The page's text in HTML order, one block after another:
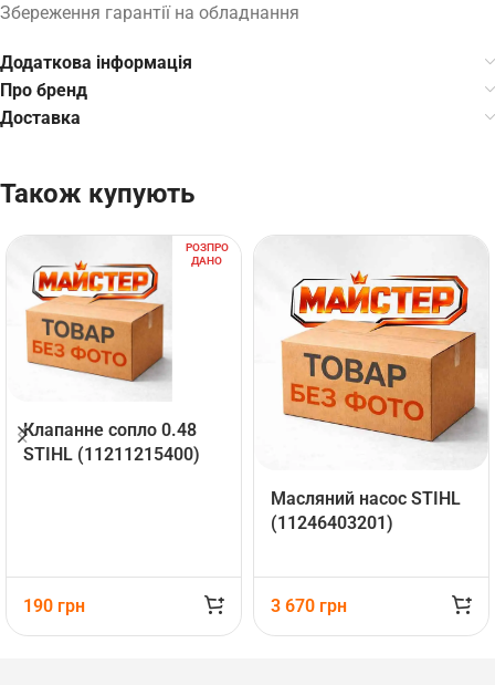
Збереження гарантії на обладнання
Додаткова інформація
Про бренд
Доставка
Також купують
РОЗПРО
ДАНО
Клапанне сопло 0.48
STIHL (11211215400)
190 грн
Mасляний насос STIHL
(11246403201)
3 670 грн